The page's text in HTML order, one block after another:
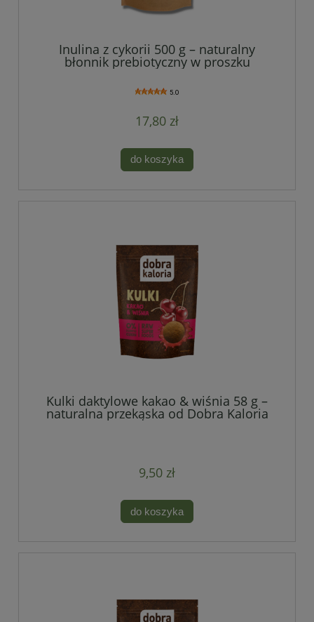
Inulina z cykorii 500 g – naturalny
błonnik prebiotyczny w proszku
5.0
17,80 zł
do koszyka
Kulki daktylowe kakao & wiśnia 58 g –
naturalna przekąska od Dobra Kaloria
9,50 zł
do koszyka